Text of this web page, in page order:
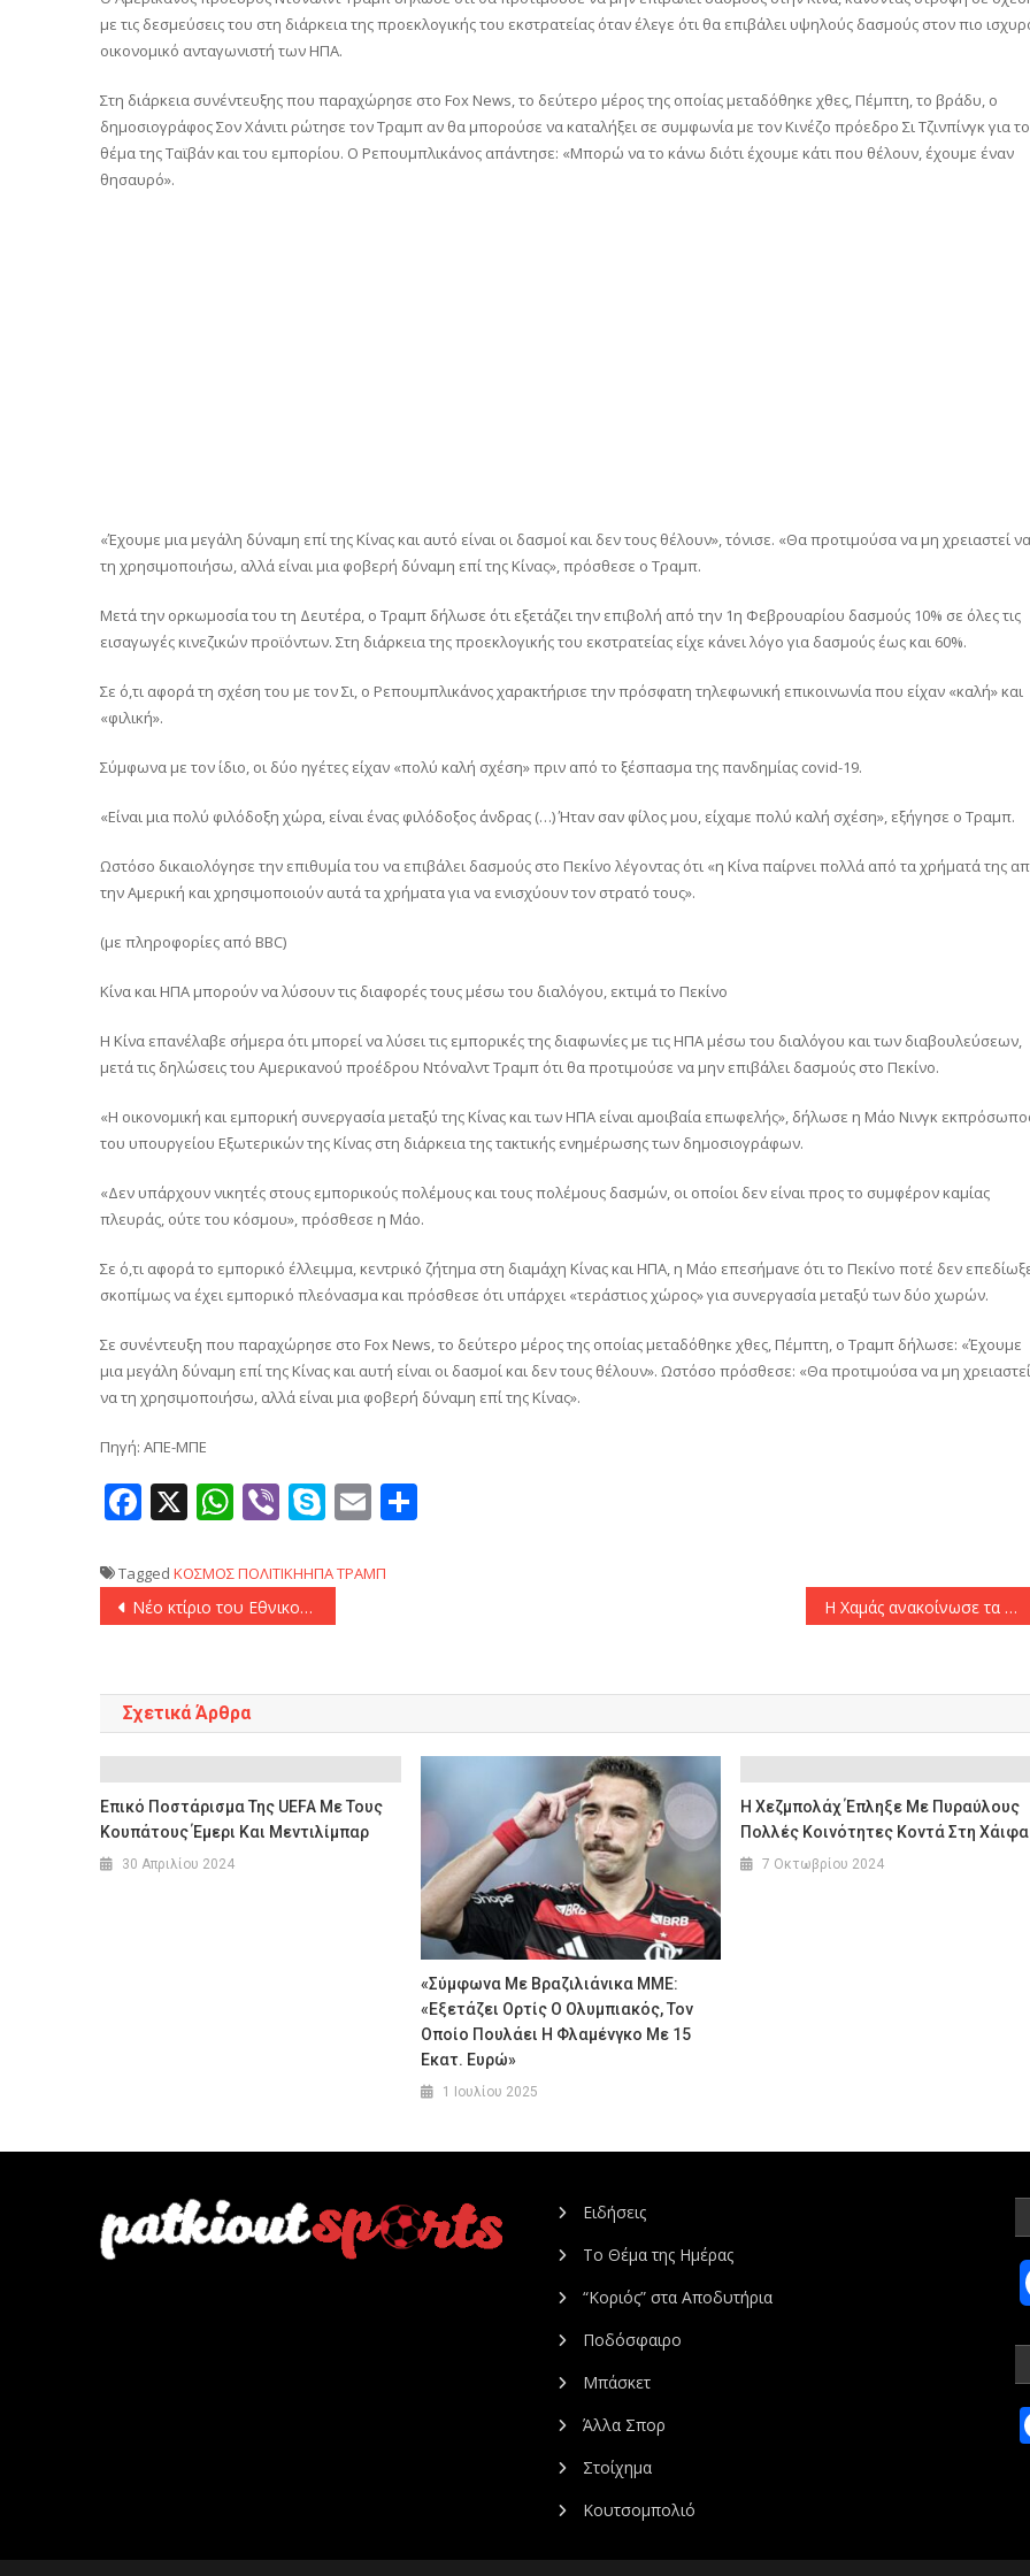
με τις δεσμεύσεις του στη διάρκεια της προεκλογικής του εκστρατείας όταν έλεγε ότι θα επιβάλει υψηλούς δασμούς στον πιο
οικονομικό ανταγωνιστή των ΗΠΑ.
Στη διάρκεια συνέντευξης που παραχώρησε στο Fox News, το δεύτερο μέρος της οποίας μεταδόθηκε χθες, Πέμπτη, το βράδυ, ο
δημοσιογράφος Σον Χάνιτι ρώτησε τον Τραμπ αν θα μπορούσε να καταλήξει σε συμφωνία με τον Κινέζο πρόεδρο Σι Τζινπίνγκ για το
θέμα της Ταϊβάν και του εμπορίου. Ο Ρεπουμπλικάνος απάντησε: «Μπορώ να το κάνω διότι έχουμε κάτι που θέλουν, έχουμε έναν
θησαυρό».
«Έχουμε μια μεγάλη δύναμη επί της Κίνας και αυτό είναι οι δασμοί και δεν τους θέλουν», τόνισε. «Θα προτιμούσα να μη χρειαστεί να
τη χρησιμοποιήσω, αλλά είναι μια φοβερή δύναμη επί της Κίνας», πρόσθεσε ο Τραμπ.
Μετά την ορκωμοσία του τη Δευτέρα, ο Τραμπ δήλωσε ότι εξετάζει την επιβολή από την 1η Φεβρουαρίου δασμούς 10% σε όλες τις
εισαγωγές κινεζικών προϊόντων. Στη διάρκεια της προεκλογικής του εκστρατείας είχε κάνει λόγο για δασμούς έως και 60%.
Σε ό,τι αφορά τη σχέση του με τον Σι, ο Ρεπουμπλικάνος χαρακτήρισε την πρόσφατη τηλεφωνική επικοινωνία που είχαν «καλή» και
«φιλική».
Σύμφωνα με τον ίδιο, οι δύο ηγέτες είχαν «πολύ καλή σχέση» πριν από το ξέσπασμα της πανδημίας covid-19.
«Είναι μια πολύ φιλόδοξη χώρα, είναι ένας φιλόδοξος άνδρας (…) Ήταν σαν φίλος μου, είχαμε πολύ καλή σχέση», εξήγησε ο Τραμπ.
Ωστόσο δικαιολόγησε την επιθυμία του να επιβάλει δασμούς στο Πεκίνο λέγοντας ότι «η Κίνα παίρνει πολλά από τα χρήματά της
την Αμερική και χρησιμοποιούν αυτά τα χρήματα για να ενισχύουν τον στρατό τους».
(με πληροφορίες από BBC)
Κίνα και ΗΠΑ μπορούν να λύσουν τις διαφορές τους μέσω του διαλόγου, εκτιμά το Πεκίνο
Η Κίνα επανέλαβε σήμερα ότι μπορεί να λύσει τις εμπορικές της διαφωνίες με τις ΗΠΑ μέσω του διαλόγου και των διαβουλεύσεων,
μετά τις δηλώσεις του Αμερικανού προέδρου Ντόναλντ Τραμπ ότι θα προτιμούσε να μην επιβάλει δασμούς στο Πεκίνο.
«Η οικονομική και εμπορική συνεργασία μεταξύ της Κίνας και των ΗΠΑ είναι αμοιβαία επωφελής», δήλωσε η Μάο Νινγκ
του υπουργείου Εξωτερικών της Κίνας στη διάρκεια της τακτικής ενημέρωσης των δημοσιογράφων.
«Δεν υπάρχουν νικητές στους εμπορικούς πολέμους και τους πολέμους δασμών, οι οποίοι δεν είναι προς το συμφέρον καμίας
πλευράς, ούτε του κόσμου», πρόσθεσε η Μάο.
Σε ό,τι αφορά το εμπορικό έλλειμμα, κεντρικό ζήτημα στη διαμάχη Κίνας και ΗΠΑ, η Μάο επεσήμανε ότι το Πεκίνο ποτέ δεν
σκοπίμως να έχει εμπορικό πλεόνασμα και πρόσθεσε ότι υπάρχει «τεράστιος χώρος» για συνεργασία μεταξύ των δύο χωρών.
Σε συνέντευξη που παραχώρησε στο Fox News, το δεύτερο μέρος της οποίας μεταδόθηκε χθες, Πέμπτη, ο Τραμπ δήλωσε: «Έχουμε
μια μεγάλη δύναμη επί της Κίνας και αυτή είναι οι δασμοί και δεν τους θέλουν». Ωστόσο πρόσθεσε: «Θα προτιμούσα να μη χρειαστεί
να τη χρησιμοποιήσω, αλλά είναι μια φοβερή δύναμη επί της Κίνας».
Πηγή: ΑΠΕ-ΜΠΕ
Facebook
X WhatsApp
ViberSkype
Email
Tagged ΚΟΣΜΟΣΠΟΛΙΤΙΚΗΗΠΑΤΡΑΜΠ
Πλοήγηση
Νέο κτίριο του Εθνικού Αστεροσκοπείου Αθηνών, στη «μάχη» ενάντια στις φυσικές και ανθρωπογενείς καταστροφές Η Χαμάς ανακοίνωσε τα ονόματα των Ισραηλινών ομήρων που θα απελευθερώσει το Σάββατο
Σχετικά Άρθρα
Επικό Ποστάρισμα Της UEFA Με Τους
Κουπάτους Έμερι Και Μεντιλίμπαρ
30 Απριλίου 2024
«Σύμφωνα Με Βραζιλιάνικα ΜΜΕ:
«Εξετάζει Ορτίς Ο Ολυμπιακός, Τον
Οποίο Πουλάει Η Φλαμένγκο Με 15
Εκατ. Ευρώ»
1 Ιουλίου 2025
Η Χεζμπολάχ Έπληξε Με Πυραύλους
Πολλές Κοινότητες Κοντά Στη Χάιφα
7 Οκτωβρίου 2024
Ειδήσεις
Το Θέμα της Ημέρας
“Κοριός” στα Αποδυτήρια
Ποδόσφαιρο
Μπάσκετ
Άλλα Σπορ
Στοίχημα
Κουτσομπολιό